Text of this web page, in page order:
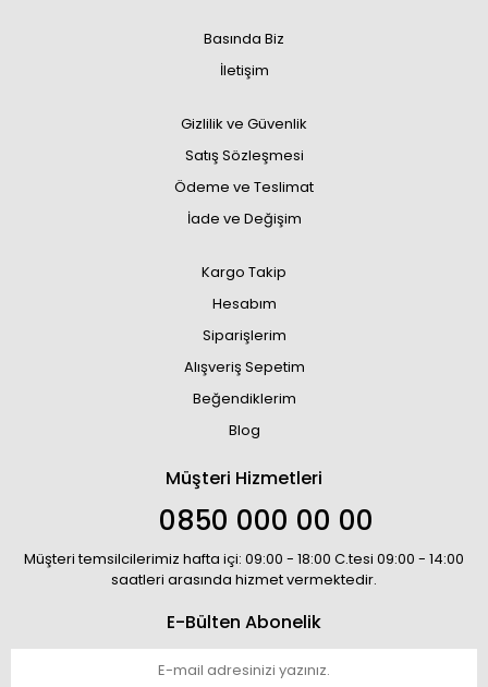
Basında Biz
İletişim
Gizlilik ve Güvenlik
Satış Sözleşmesi
Ödeme ve Teslimat
İade ve Değişim
Kargo Takip
Hesabım
Siparişlerim
Alışveriş Sepetim
Beğendiklerim
Blog
Müşteri Hizmetleri
0850 000 00 00
Müşteri temsilcilerimiz hafta içi: 09:00 - 18:00 C.tesi 09:00 - 14:00
saatleri arasında hizmet vermektedir.
E-Bülten Abonelik